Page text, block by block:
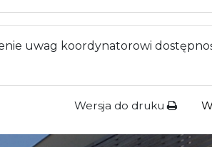
uwag koordynatorowi
Wersja do druku